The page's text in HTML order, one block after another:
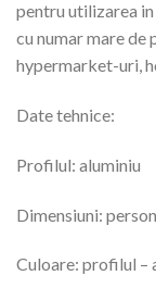
pentru utilizarea
cu numar mare de
hypermarket-uri,
Date tehnice:
Profilul: aluminiu
Dimensiuni:
Culoare: profilul –